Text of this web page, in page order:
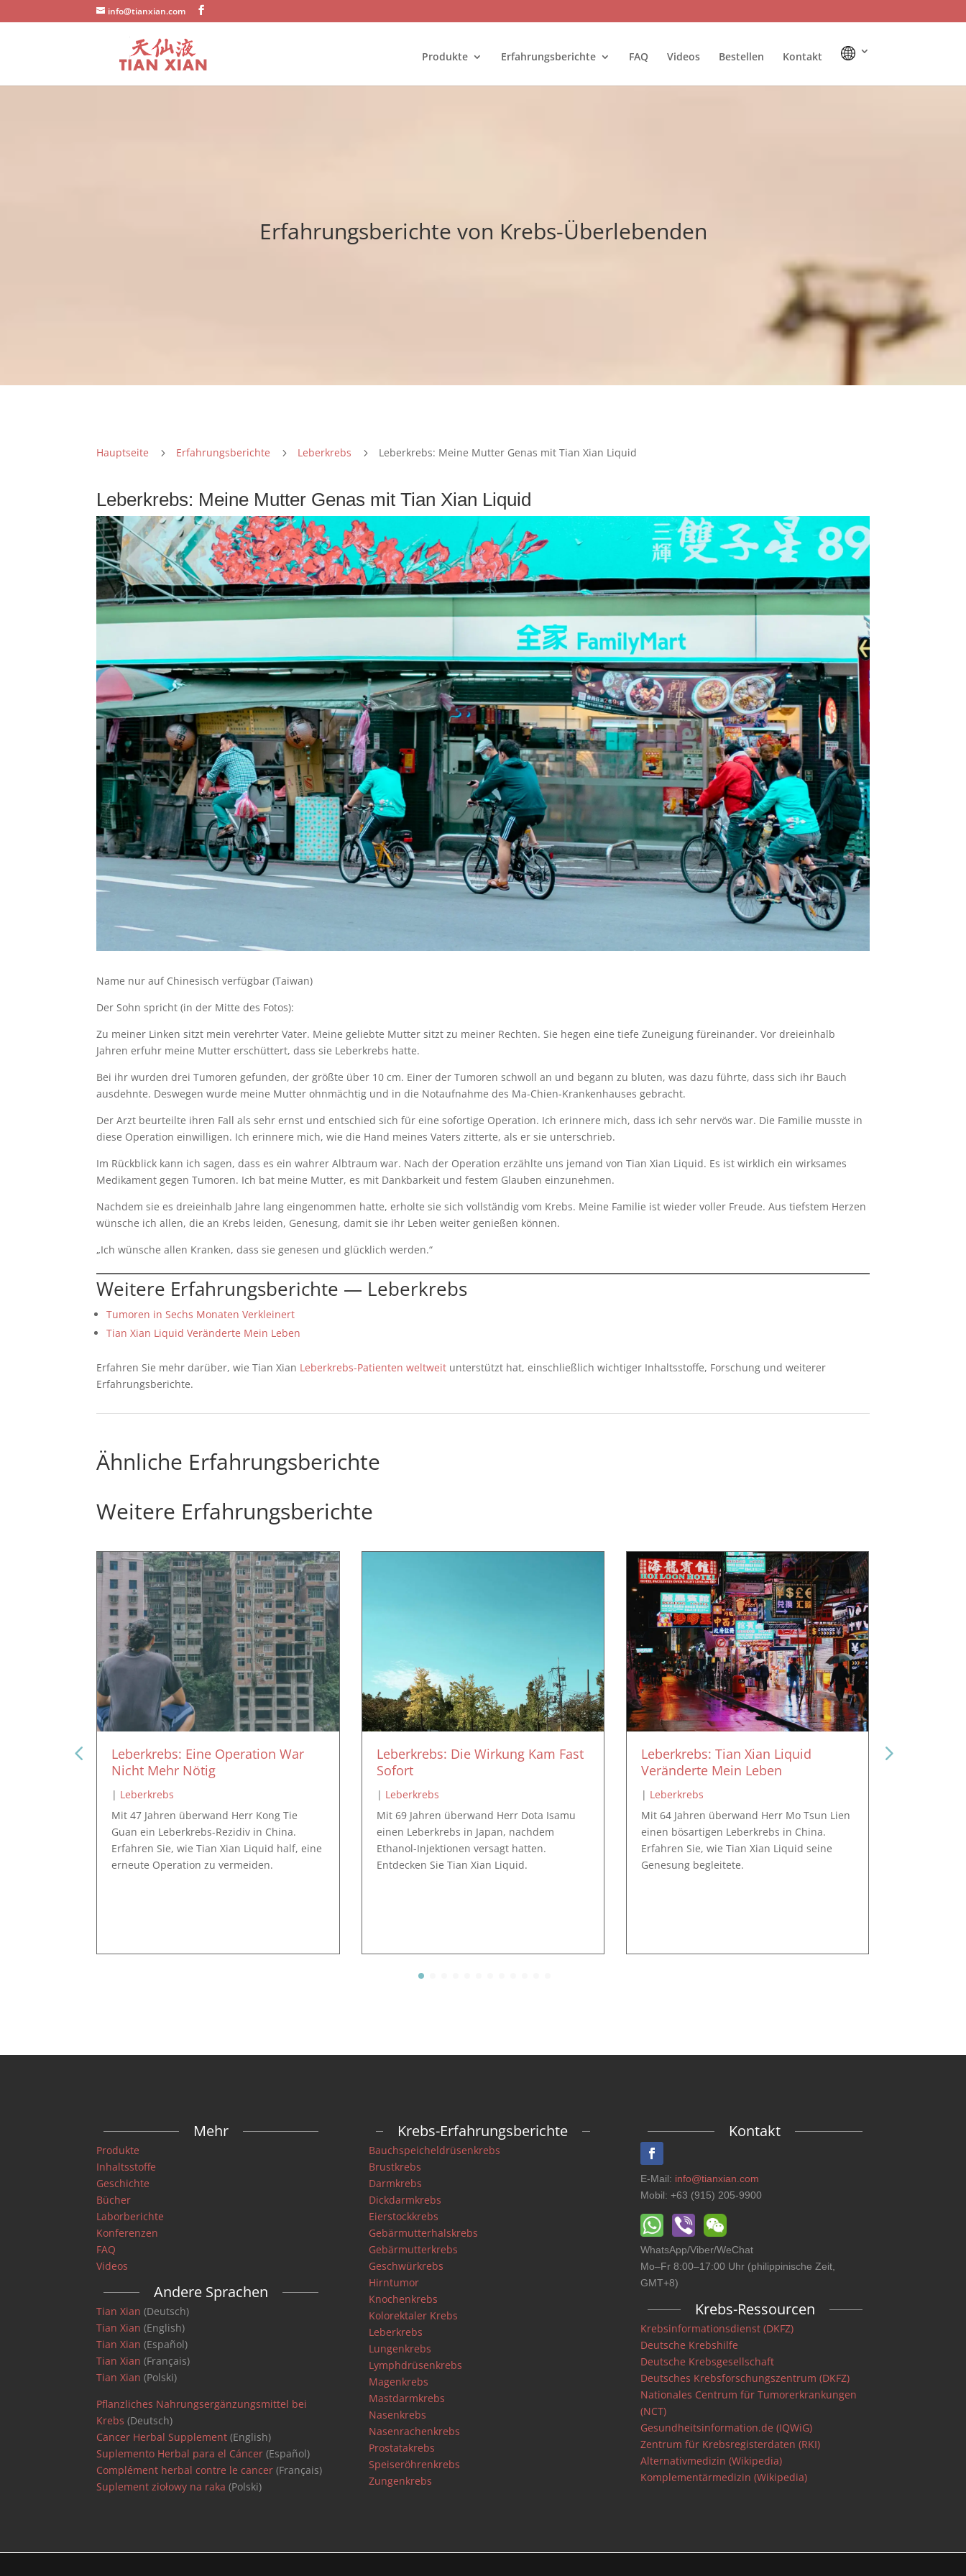
info@tianxian.com
Produkte Erfahrungsberichte FAQ Videos Bestellen Kontakt
Erfahrungsberichte von Krebs-Überlebenden
Hauptseite 5 Erfahrungsberichte 5 Leberkrebs 5 Leberkrebs: Meine Mutter Genas mit Tian Xian Liquid
Leberkrebs: Meine Mutter Genas mit Tian Xian Liquid
Name nur auf Chinesisch verfügbar (Taiwan)
Der Sohn spricht (in der Mitte des Fotos):
Zu meiner Linken sitzt mein verehrter Vater. Meine geliebte Mutter sitzt zu meiner Rechten. Sie hegen eine tiefe Zuneigung füreinander. Vor dreieinhalb
Jahren erfuhr meine Mutter erschüttert, dass sie Leberkrebs hatte.
Bei ihr wurden drei Tumoren gefunden, der größte über 10 cm. Einer der Tumoren schwoll an und begann zu bluten, was dazu führte, dass sich ihr Bauch
ausdehnte. Deswegen wurde meine Mutter ohnmächtig und in die Notaufnahme des Ma-Chien-Krankenhauses gebracht.
Der Arzt beurteilte ihren Fall als sehr ernst und entschied sich für eine sofortige Operation. Ich erinnere mich, dass ich sehr nervös war. Die Familie musste in
diese Operation einwilligen. Ich erinnere mich, wie die Hand meines Vaters zitterte, als er sie unterschrieb.
Im Rückblick kann ich sagen, dass es ein wahrer Albtraum war. Nach der Operation erzählte uns jemand von Tian Xian Liquid. Es ist wirklich ein wirksames
Medikament gegen Tumoren. Ich bat meine Mutter, es mit Dankbarkeit und festem Glauben einzunehmen.
Nachdem sie es dreieinhalb Jahre lang eingenommen hatte, erholte sie sich vollständig vom Krebs. Meine Familie ist wieder voller Freude. Aus tiefstem Herzen
wünsche ich allen, die an Krebs leiden, Genesung, damit sie ihr Leben weiter genießen können.
„Ich wünsche allen Kranken, dass sie genesen und glücklich werden.“
Weitere Erfahrungsberichte — Leberkrebs
Tumoren in Sechs Monaten Verkleinert
Tian Xian Liquid Veränderte Mein Leben
Erfahren Sie mehr darüber, wie Tian Xian Leberkrebs-Patienten weltweit unterstützt hat, einschließlich wichtiger Inhaltsstoffe, Forschung und weiterer
Erfahrungsberichte.
Ähnliche Erfahrungsberichte
Weitere Erfahrungsberichte
Leberkrebs: Eine Operation War
Nicht Mehr Nötig
| Leberkrebs
Mit 47 Jahren überwand Herr Kong Tie
Guan ein Leberkrebs-Rezidiv in China.
Erfahren Sie, wie Tian Xian Liquid half, eine
erneute Operation zu vermeiden.
Leberkrebs: Die Wirkung Kam Fast
Sofort
| Leberkrebs
Mit 69 Jahren überwand Herr Dota Isamu
einen Leberkrebs in Japan, nachdem
Ethanol-Injektionen versagt hatten.
Entdecken Sie Tian Xian Liquid.
Leberkrebs: Tian Xian Liquid
Veränderte Mein Leben
| Leberkrebs
Mit 64 Jahren überwand Herr Mo Tsun Lien
einen bösartigen Leberkrebs in China.
Erfahren Sie, wie Tian Xian Liquid seine
Genesung begleitete.
Mehr
Produkte
Inhaltsstoffe
Geschichte
Bücher
Laborberichte
Konferenzen
FAQ
Videos
Andere Sprachen
Tian Xian (Deutsch)
Tian Xian (English)
Tian Xian (Español)
Tian Xian (Français)
Tian Xian (Polski)
Pflanzliches Nahrungsergänzungsmittel bei
Krebs (Deutsch)
Cancer Herbal Supplement (English)
Suplemento Herbal para el Cáncer (Español)
Complément herbal contre le cancer (Français)
Suplement ziołowy na raka (Polski)
Krebs-Erfahrungsberichte
Bauchspeicheldrüsenkrebs
Brustkrebs
Darmkrebs
Dickdarmkrebs
Eierstockkrebs
Gebärmutterhalskrebs
Gebärmutterkrebs
Geschwürkrebs
Hirntumor
Knochenkrebs
Kolorektaler Krebs
Leberkrebs
Lungenkrebs
Lymphdrüsenkrebs
Magenkrebs
Mastdarmkrebs
Nasenkrebs
Nasenrachenkrebs
Prostatakrebs
Speiseröhrenkrebs
Zungenkrebs
Kontakt
E-Mail: info@tianxian.com
Mobil: +63 (915) 205-9900
WhatsApp/Viber/WeChat
Mo–Fr 8:00–17:00 Uhr (philippinische Zeit,
GMT+8)
Krebs-Ressourcen
Krebsinformationsdienst (DKFZ)
Deutsche Krebshilfe
Deutsche Krebsgesellschaft
Deutsches Krebsforschungszentrum (DKFZ)
Nationales Centrum für Tumorerkrankungen
(NCT)
Gesundheitsinformation.de (IQWiG)
Zentrum für Krebsregisterdaten (RKI)
Alternativmedizin (Wikipedia)
Komplementärmedizin (Wikipedia)